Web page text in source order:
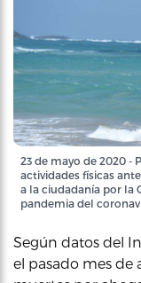
23 de mayo de 2020 -
actividades físicas
a la ciudadanía por la
pandemia del
Según datos del
el pasado mes de